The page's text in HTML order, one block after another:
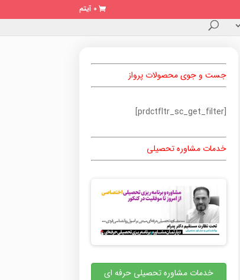
0 آیتم
جست و جوی محصولات پرواز
[prdctfltr_sc_get_filter]
خدمات مشاوره تحصیلی
خدمات مشاوره تحصیلی حرفه ای